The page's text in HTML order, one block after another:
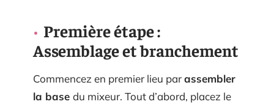
Première étape :
Assemblage et branchement
Commencez en premier lieu parassembler
la base du mixeur. Tout d’abord, placez le